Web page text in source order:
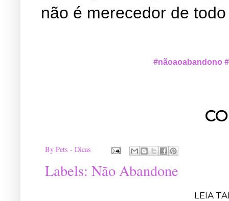
não é merecedor de
#nãoaoabandono
By Pets - Dicas
Labels: Não Abandone
LEIA